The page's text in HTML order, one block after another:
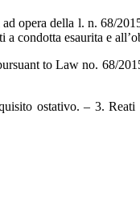
opera della l. n. 68/
condotta esaurita e
to Law no. 68/
ostativo. – 3.